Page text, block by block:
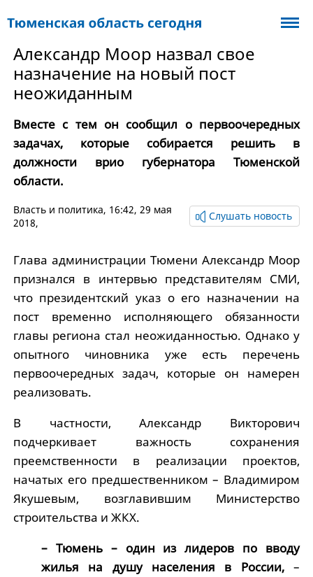
Александр Моор назвал свое
назначение на новый пост
неожиданным
Вместе с тем он сообщил о первоочередных
задачах, которые собирается решить в
должности врио губернатора Тюменской
области.
Власть и политика, 16:42, 29 мая
2018,
Слушать новость
Глава администрации Тюмени Александр Моор
признался в интервью представителям СМИ,
что президентский указ о его назначении на
пост временно исполняющего обязанности
главы региона стал неожиданностью. Однако у
опытного чиновника уже есть перечень
первоочередных задач, которые он намерен
реализовать.
В частности, Александр Викторович
подчеркивает важность сохранения
преемственности в реализации проектов,
начатых его предшественником – Владимиром
Якушевым, возглавившим Министерство
строительства и ЖКХ.
– Тюмень – один из лидеров по вводу
жилья на душу населения в России,–